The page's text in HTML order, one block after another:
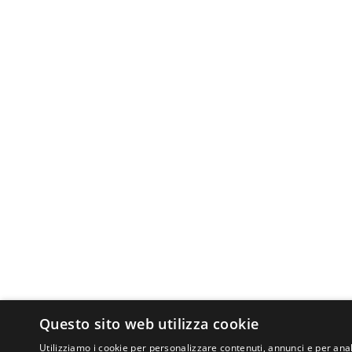
Questo sito web utilizza cookie
Utilizziamo i cookie per personalizzare contenuti, annunci e per